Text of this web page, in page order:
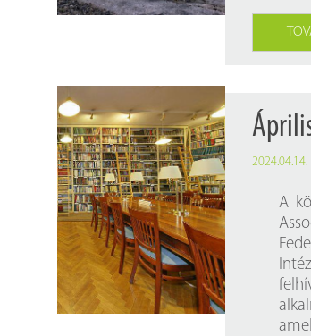
2024.04.14.
A